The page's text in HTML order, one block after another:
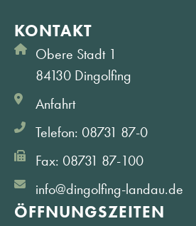
KONTAKT
Obere Stadt 1
84130 Dingolfing
Anfahrt
Telefon: 08731 87-0
Fax: 08731 87-100
info@dingolfing-landau.de
ÖFFNUNGS­ZEITEN